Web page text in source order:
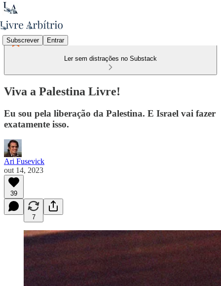
Subscrever Entrar
Ler sem distrações no Substack
Viva a Palestina Livre!
Eu sou pela liberação da Palestina. E Israel vai fazer
exatamente isso.
Ari Fusevick
out 14, 2023
39
7